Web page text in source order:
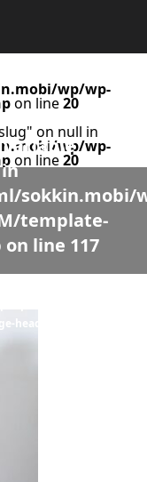
wp/wp-
on line20
on null in
wp/wp-
on line20
sokkin.mobi/
template-
on line 117
header.php